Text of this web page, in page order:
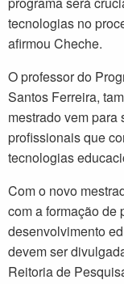
tecnologias no
afirmou Cheche.
O professor do
Santos Ferreira,
mestrado vem para
profissionais que
tecnologias
Com o novo
com a formação de
desenvolvimento
devem ser
Reitoria de